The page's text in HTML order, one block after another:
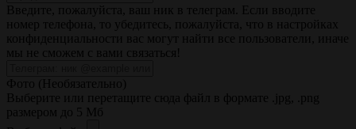
Введите, пожалуйста, ваш ник в телеграм. Если вводите
номер телефона, то убедитесь, пожалуйста, что в настройках
конфиденциальности вас могут найти все пользователи, иначе
мы не сможем с вами связаться!
Фото (Необязательно)
Выберите или перетащите сюда файл
в формате .jpg, .png
размером до 5 Мб